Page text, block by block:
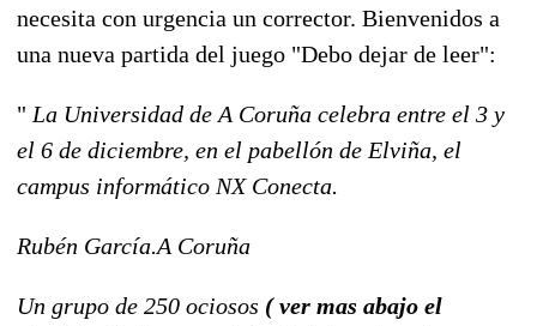
necesita con urgencia un corrector. Bienvenidos a
una nueva partida del juego "Debo dejar de leer":
" La Universidad de A Coruña celebra entre el 3 y
el 6 de diciembre, en el pabellón de Elviña, el
campus informático NX Conecta.
Rubén García.A Coruña
Un grupo de 250 ociosos ( ver mas abajo el